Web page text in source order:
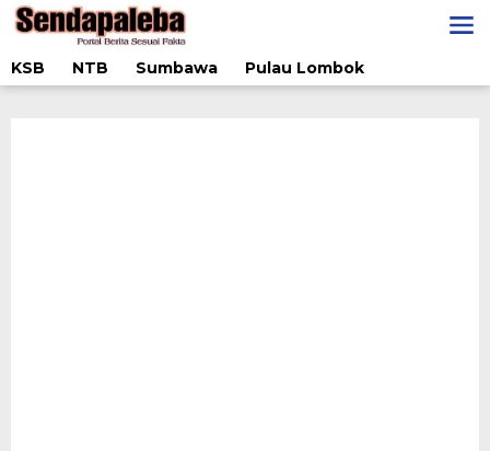
Lewati
ke
KSB
NTB Sumbawa Pulau Lombok